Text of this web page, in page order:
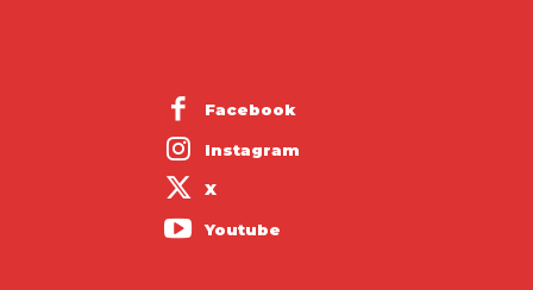
Facebook
Instagram
X
Youtube